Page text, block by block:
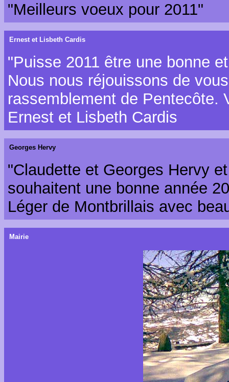
"Meilleurs voeux pour 2011"
Ernest et Lisbeth Cardis
"Puisse 2011 être une bonne
Nous nous réjouissons de
rassemblement de Pentecôte.
Ernest et Lisbeth Cardis
Georges Hervy
"Claudette et Georges Hervy
souhaitent une bonne année
Léger de Montbrillais avec
Mairie